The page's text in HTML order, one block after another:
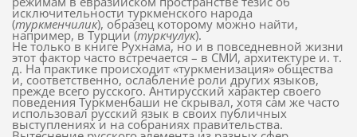
исключительности туркменского народа
(туркменчилик), образец которому можно найти,
например, в Турции (туркчулук).
Не только в книге Рухнама, но и в повседневной жизни
этот фактор часто встречается – в СМИ, архитектуре и. т.
д. На практике происходит «туркменизация» общества
и, соответственно, ослабление роли других языков,
прежде всего русского. Антирусский характер своего
поведения Туркменбаши не скрывал, хотя сам же часто
использовал русский язык в своих публичных
выступлениях и на собраниях правительства.